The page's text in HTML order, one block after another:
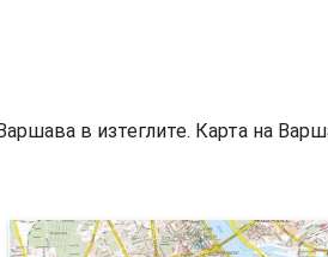
в изтеглите. Карта на